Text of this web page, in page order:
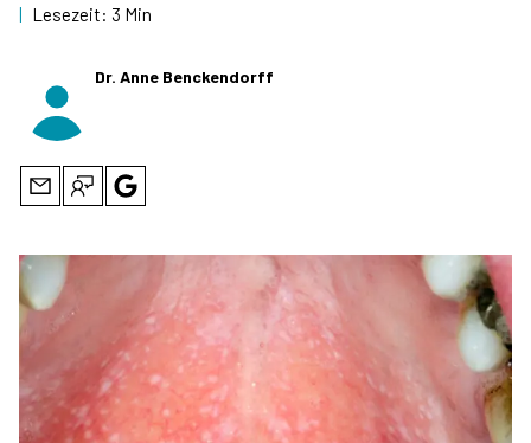
| Lesezeit: 3 Min
Dr. Anne Benckendorff